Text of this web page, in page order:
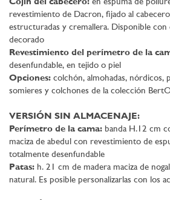
Cojín del cabecero: en espuma de
revestimiento de Dacron, fijado al
estructuradas y cremallera. Disponible con
decorado
Revestimiento del perímetro de la
desenfundable, en tejido o piel
Opciones: colchón, almohadas, nórdicos,
somieres y colchones de la colección
VERSIÓN SIN ALMACENAJE:
Perímetro de la cama: banda H.12 cm
maciza de abedul con revestimiento de
totalmente desenfundable
Patas: h. 21 cm de madera maciza de
natural. Es posible personalizarlas con los